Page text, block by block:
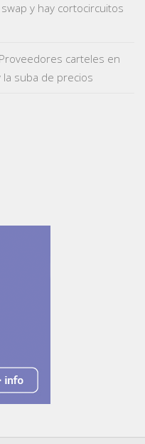
y hay cortocircuitos
carteles en
la suba de precios